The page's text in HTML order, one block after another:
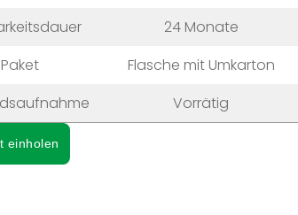
24 Monate
Paket
Flasche mit Umkarton
Vorrätig
einholen